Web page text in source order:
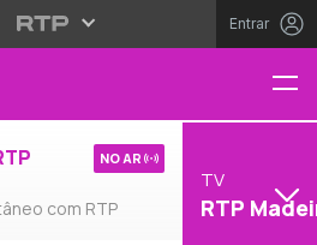
Entrar
com RTP
NO AR
TV
RTP